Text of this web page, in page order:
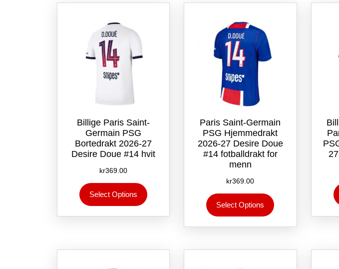
Billige Paris Saint-
Germain PSG
Bortedrakt 2026-27
Desire Doue #14 hvit
kr369.00
Select Options
produktet
flere
kan
Paris Saint-Germain
PSG Hjemmedrakt
2026-27 Desire Doue
#14 fotballdrakt for
menn
kr369.00
Select Options
produktet
flere
Alternativene